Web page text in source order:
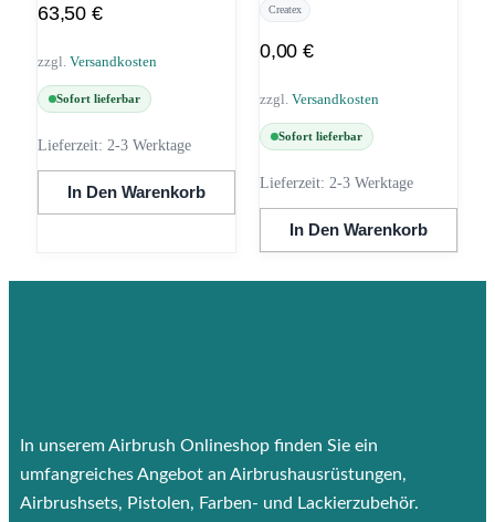
63,50 €
zzgl. Versandkosten
Sofort lieferbar
Lieferzeit: 2-3 Werktage
In Den Warenkorb
Createx
0,00€
zzgl. Versandkosten
Sofort lieferbar
Lieferzeit: 2-3 Werktage
In Den Warenkorb
In unserem Airbrush Onlineshop finden Sie ein
umfangreiches Angebot an Airbrushausrüstungen,
Airbrushsets, Pistolen, Farben- und Lackierzubehör.